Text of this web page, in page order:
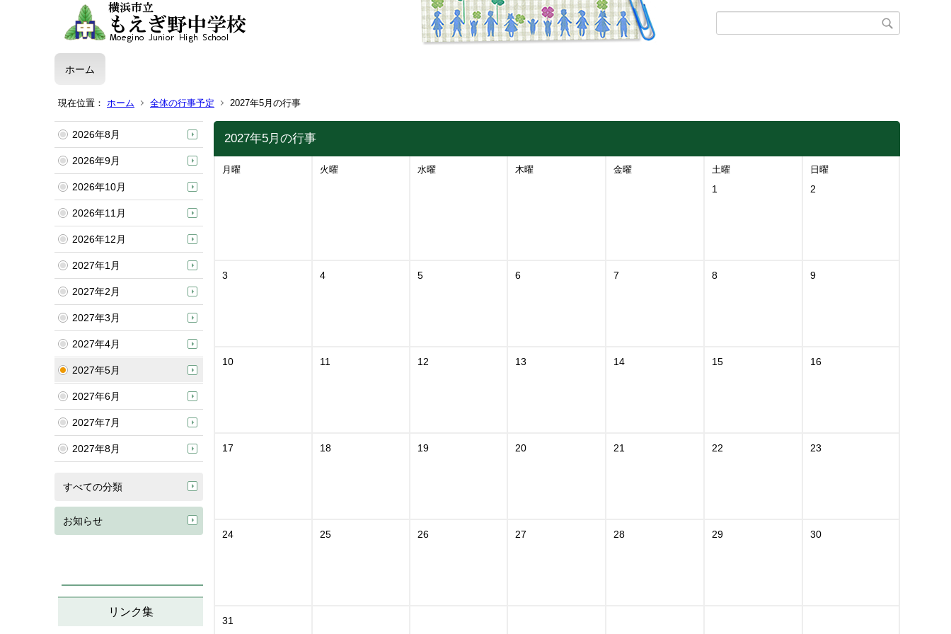
ホーム
現在位置： ホーム 全体の行事予定 2027年5月の行事
2026年8月
2026年9月
2026年10月
2026年11月
2026年12月
2027年1月
2027年2月
2027年3月
2027年4月
2027年5月
2027年6月
2027年7月
2027年8月
すべての分類
お知らせ
リンク集
2027年5月の行事
月曜 火曜 水曜 木曜 金曜 土曜 日曜
1 2
3 4 5 6 7 8 9
10 11 12 13 14 15 16
17 18 19 20 21 22 23
24 25 26 27 28 29 30
31